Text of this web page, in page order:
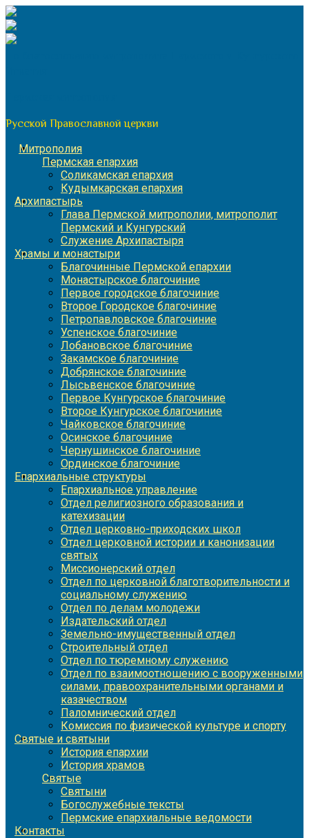
Перейти
к
содержимому
Русской Православной церкви
Митрополия
Пермская епархия
Соликамская епархия
Кудымкарская епархия
Архипастырь
Глава Пермской митрополии, митрополит
Пермский и Кунгурский
Служение Архипастыря
Храмы и монастыри
Благочинные Пермской епархии
Монастырское благочиние
Первое городское благочиние
Второе Городское благочиние
Петропавловское благочиние
Успенское благочиние
Лобановское благочиние
Закамское благочиние
Добрянское благочиние
Лысьвенское благочиние
Первое Кунгурское благочиние
Второе Кунгурское благочиние
Чайковское благочиние
Осинское благочиние
Чернушинское благочиние
Ординское благочиние
Епархиальные структуры
Епархиальное управление
Отдел религиозного образования и
катехизации
Отдел церковно-приходских школ
Отдел церковной истории и канонизации
святых
Миссионерский отдел
Отдел по церковной благотворительности и
социальному служению
Отдел по делам молодежи
Издательский отдел
Земельно-имущественный отдел
Строительный отдел
Отдел по тюремному служению
Отдел по взаимоотношению с вооруженными
силами, правоохранительными органами и
казачеством
Паломнический отдел
Комиссия по физической культуре и спорту
Святые и святыни
История епархии
История храмов
Святые
Святыни
Богослужебные тексты
Пермские епархиальные ведомости
Контакты